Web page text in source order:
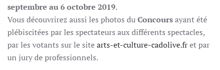
septembre au 6 octobre 2019.
Vous découvrirez aussi les photos duConcoursayant été
plébiscitées par les spectateurs aux différents spectacles,
par les votants sur le sitearts-et-culture-cadolive.fret par
un jury de professionnels.